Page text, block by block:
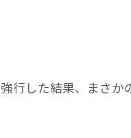
行した結果、まさか